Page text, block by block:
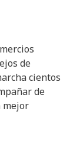
de
cientos
de
mejor